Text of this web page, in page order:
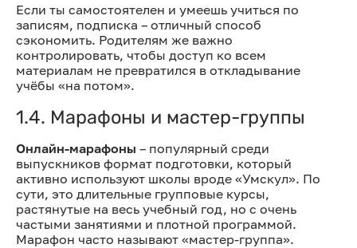
Если ты самостоятелен и умеешь учиться по
записям, подписка – отличный способ
сэкономить. Родителям же важно
контролировать, чтобы доступ ко всем
материалам не превратился в откладывание
учёбы «на потом».
1.4. Марафоны и мастер-группы
Онлайн-марафоны – популярный среди
выпускников формат подготовки, который
активно используют школы вроде «Умскул». По
сути, это длительные групповые курсы,
растянутые на весь учебный год, но с очень
частыми занятиями и плотной программой.
Марафон часто называют «мастер-группа».